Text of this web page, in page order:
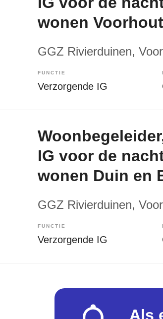
wonen Voorhout
GGZ Rivierduinen,
FUNCTIE
Verzorgende IG
IG voor de
wonen Duin en
GGZ Rivierduinen,
FUNCTIE
Verzorgende IG
Als